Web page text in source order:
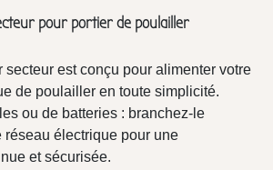
pour portier de poulailler
secteur est conçu pour alimenter votre
de poulailler en toute simplicité.
ou de batteries : branchez-le
réseau électrique pour une
et sécurisée.